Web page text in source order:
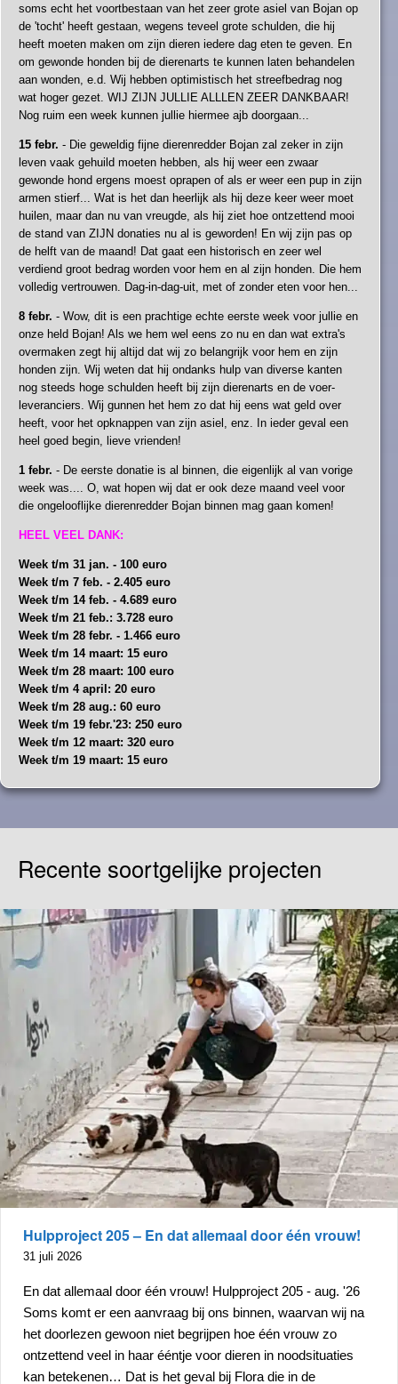
soms echt het voortbestaan van het zeer grote asiel van Bojan op
de 'tocht' heeft gestaan, wegens teveel grote schulden, die hij
heeft moeten maken om zijn dieren iedere dag eten te geven. En
om gewonde honden bij de dierenarts te kunnen laten behandelen
aan wonden, e.d. Wij hebben optimistisch het streefbedrag nog
wat hoger gezet. WIJ ZIJN JULLIE ALLLEN ZEER DANKBAAR!
Nog ruim een week kunnen jullie hiermee ajb doorgaan...
15 febr. - Die geweldig fijne dierenredder Bojan zal zeker in zijn
leven vaak gehuild moeten hebben, als hij weer een zwaar
gewonde hond ergens moest oprapen of als er weer een pup in zijn
armen stierf... Wat is het dan heerlijk als hij deze keer weer moet
huilen, maar dan nu van vreugde, als hij ziet hoe ontzettend mooi
de stand van ZIJN donaties nu al is geworden! En wij zijn pas op
de helft van de maand! Dat gaat een historisch en zeer wel
verdiend groot bedrag worden voor hem en al zijn honden. Die hem
volledig vertrouwen. Dag-in-dag-uit, met of zonder eten voor hen...
8 febr. - Wow, dit is een prachtige echte eerste week voor jullie en
onze held Bojan! Als we hem wel eens zo nu en dan wat extra's
overmaken zegt hij altijd dat wij zo belangrijk voor hem en zijn
honden zijn. Wij weten dat hij ondanks hulp van diverse kanten
nog steeds hoge schulden heeft bij zijn dierenarts en de voer-
leveranciers. Wij gunnen het hem zo dat hij eens wat geld over
heeft, voor het opknappen van zijn asiel, enz. In ieder geval een
heel goed begin, lieve vrienden!
1 febr. - De eerste donatie is al binnen, die eigenlijk al van vorige
week was.... O, wat hopen wij dat er ook deze maand veel voor
die ongelooflijke dierenredder Bojan binnen mag gaan komen!
HEEL VEEL DANK:
Week t/m 31 jan. - 100 euro
Week t/m 7 feb. - 2.405 euro
Week t/m 14 feb. - 4.689 euro
Week t/m 21 feb.: 3.728 euro
Week t/m 28 febr. - 1.466 euro
Week t/m 14 maart: 15 euro
Week t/m 28 maart: 100 euro
Week t/m 4 april: 20 euro
Week t/m 28 aug.: 60 euro
Week t/m 19 febr.'23: 250 euro
Week t/m 12 maart: 320 euro
Week t/m 19 maart: 15 euro
Recente soortgelijke projecten
Hulpproject 205 – En dat allemaal door één vrouw!
31 juli 2026
En dat allemaal door één vrouw! Hulpproject 205 - aug. '26
Soms komt er een aanvraag bij ons binnen, waarvan wij na
het doorlezen gewoon niet begrijpen hoe één vrouw zo
ontzettend veel in haar ééntje voor dieren in noodsituaties
kan betekenen… Dat is het geval bij Flora die in de